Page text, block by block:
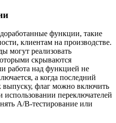
функции, такие
клиентам на производстве.
могут реализовать
скрываются
работа над функцией не
а когда последний
выпуску, флаг можно включить
переключателей
A/B-тестирование или